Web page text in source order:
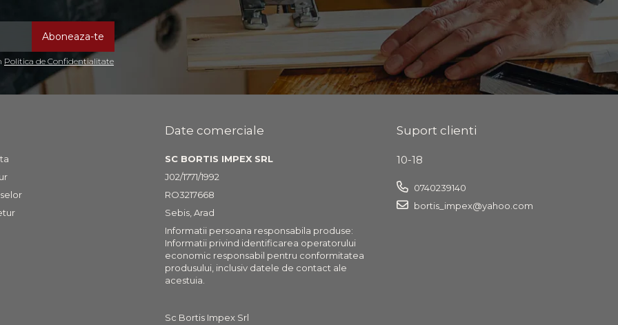
Politica de Confidentialitate
Date comerciale
SC BORTIS IMPEX SRL
J02/1771/1992
RO3217668
Sebis, Arad
Informatii persoana responsabila produse:
Informatii privind identificarea operatorului
economic responsabil pentru conformitatea
produsului, inclusiv datele de contact ale
acestuia.
Sc Bortis Impex Srl
Suport clienti
10-18
0740239140
bortis_impex@yahoo.com